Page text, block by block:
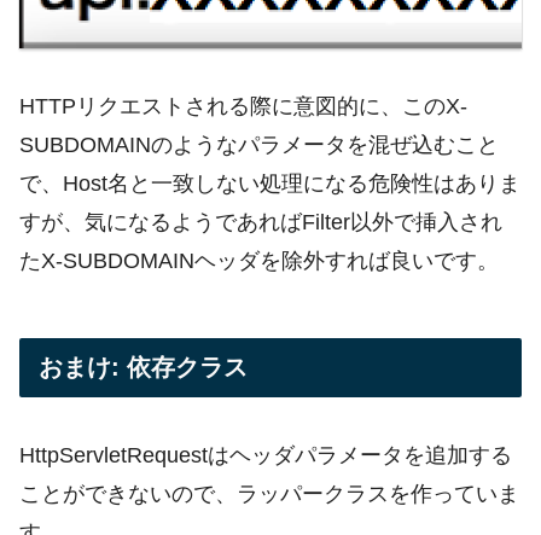
HTTPリクエストされる際に意図的に、このX-
SUBDOMAINのようなパラメータを混ぜ込むこと
で、Host名と一致しない処理になる危険性はありま
すが、気になるようであればFilter以外で挿入され
たX-SUBDOMAINヘッダを除外すれば良いです。
おまけ: 依存クラス
HttpServletRequestはヘッダパラメータを追加する
ことができないので、ラッパークラスを作っていま